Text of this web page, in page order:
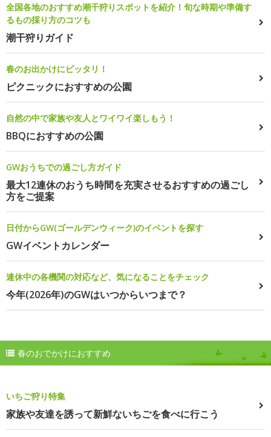
全国各地のおすすめ潮干狩りスポットを紹介！旬な時期や準備す
るもの採り方のコツも
潮干狩りガイド
春のお出かけにピッタリ！
ピクニックにおすすめの公園
自然の中で家族や友人とワイワイ楽しもう！
BBQにおすすめの公園
GWおうちでの過ごし方ガイド
最大12連休のおうち時間を充実させるおすすめの過ごし
方をご提案
日付からGW(ゴールデンウィーク)のイベントを探す
GWイベントカレンダー
連休中の各機関の対応など、気になることをチェック
今年(2026年)のGWはいつからいつまで？
春のおでかけにおすすめ
いちご狩り特集
家族や友達を誘って新鮮ないちごを食べに行こう